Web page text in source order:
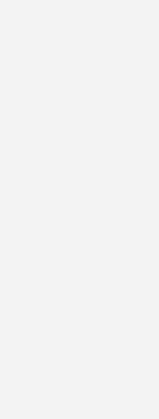
Werte der DIN 4109 und der SSt I
flächendeckend sichergestellt. Nicht
machen in der subjektiven
Menge aus. Bereits eine
zu einer Verdopplung der subjektiven
bietet die Deutsche Gesellschaft für
Schema verschiedener
Schallschutzausweis kann die
dem Energiepass – klassifiziert
zu sicherem
als unverhältnismäßiger Zeit-
mehr Baubeteiligte zu nachlässigem
Technischen Gebäudeausrüstung.
entkoppelte Sanitärkeramik und
sind die häufigste
in die Baupraxis zu integrieren, sind
Diese fassen alles Wichtige, was zum
und für eine akustisch
erforderlich ist, zusammen:
schallgünstig planen:
Wand mit einem Schlafzimmer bzw.
und Wohnzimmern der